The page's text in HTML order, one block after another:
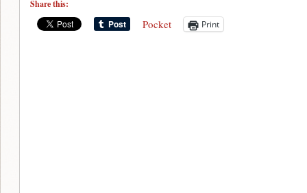
Share this:
Pocket Print